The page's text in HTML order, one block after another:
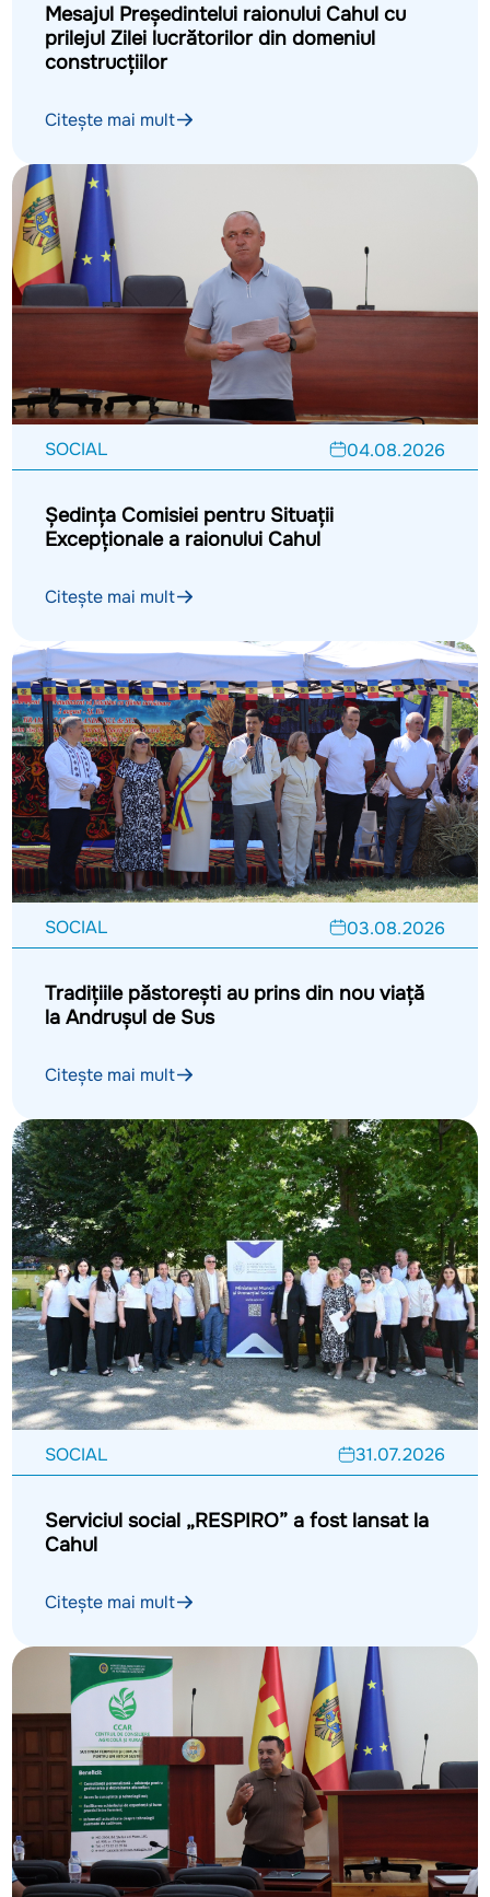
Mesajul Președintelui raionului Cahul cu
prilejul Zilei lucrătorilor din domeniul
construcțiilor
Citește mai mult
SOCIAL 04.08.2026
Ședința Comisiei pentru Situații
Excepționale a raionului Cahul
Citește mai mult
SOCIAL 03.08.2026
Tradițiile păstorești au prins din nou viață
la Andrușul de Sus
Citește mai mult
SOCIAL 31.07.2026
Serviciul social „RESPIRO” a fost lansat la
Cahul
Citește mai mult